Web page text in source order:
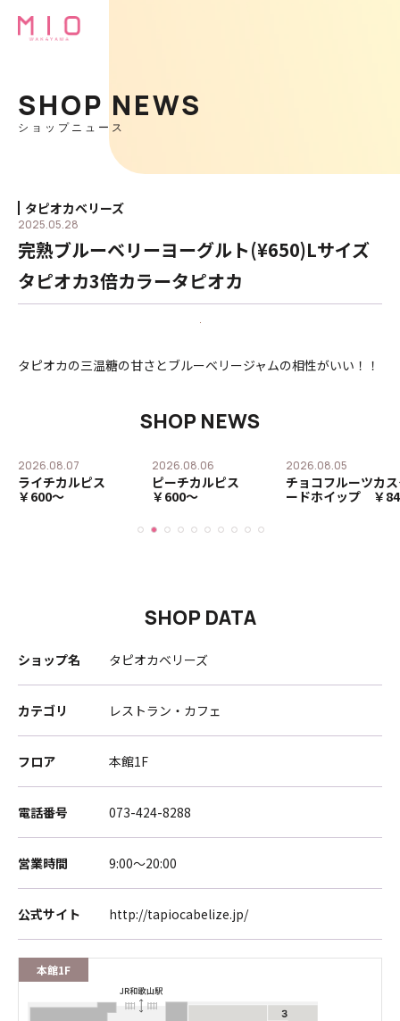
SHOP NEWS
ショップニュース
タピオカベリーズ
2025.05.28
完熟ブルーベリーヨーグルト(¥650)Lサイズ
タピオカ3倍カラータピオカ
タピオカの三温糖の甘さとブルーベリージャムの相性がいい！！
SHOP NEWS
2026.08.07
ライチカルピス
￥600〜
2026.08.06
ピーチカルピス
￥600〜
2026.08.05
チョコフルーツカ
ードホイップ ￥
SHOP DATA
ショップ名 タピオカベリーズ
カテゴリ レストラン・カフェ
フロア 本館1F
電話番号 073-424-8288
営業時間 9:00～20:00
公式サイト http://tapiocabelize.jp/
本館1F